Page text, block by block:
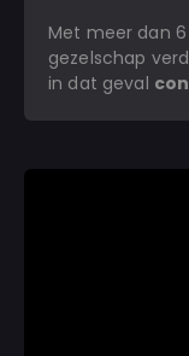
Met meer dan
gezelschap
in dat geval